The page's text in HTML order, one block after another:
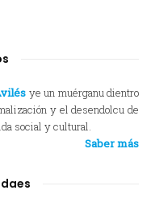
ye un muérganu dientro
y el desendolcu de
social y cultural.
Saber más